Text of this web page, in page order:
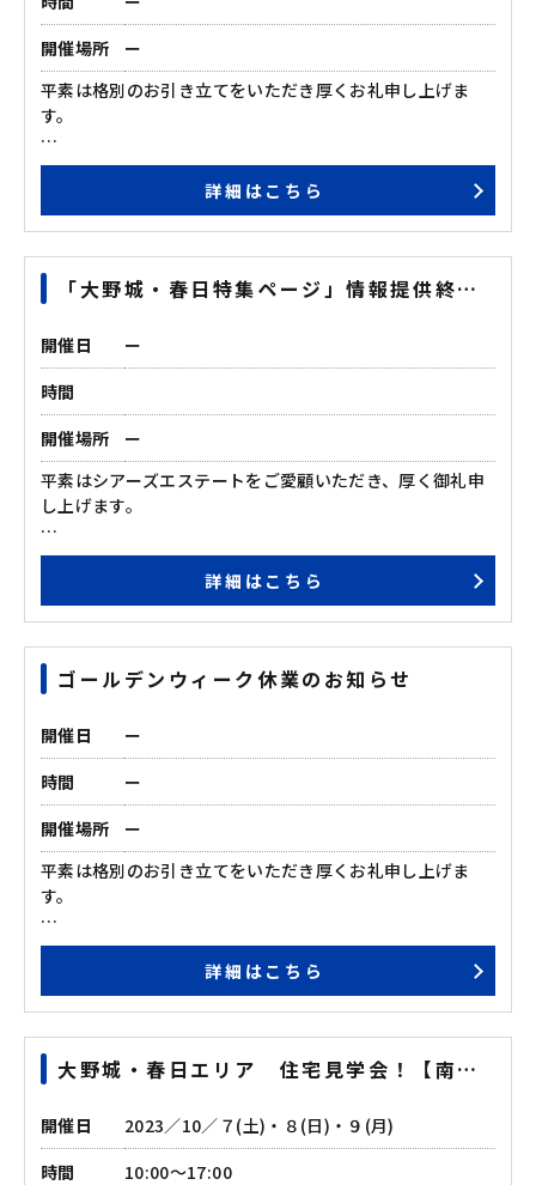
開催場所
ー
平素は格別のお引き立てをいただき厚くお礼申し上げま
す。
誠に勝手ながら2024年8月12日（月）～ 2024年8月16日
（金）までお休みを頂きます。
皆様には大変ご不便をおかけいたしますが、何卒ご理解の
詳細はこちら
「大野城・春日特集ページ」情報提供終了
開催日
ー
時間
開催場所
ー
平素はシアーズエステートをご愛顧いただき、厚く御礼申
し上げます。
この度、大野城・春日特集ページは令和6年7月31日（水）
をもちまして、 情報提供を終了させていただくことになり
ました。
お客様には多大なるご不便をおかけすることと存じます
■大野城・春日特集ページ終了日 令和6年7月31日（水）
また、春日・大野城特集ページ終了後も、引き続き、シア
ーズエステートサイト内での物件検索をご利用いただけま
すと幸いです。
詳細はこちら
ゴールデンウィーク休業のお知らせ
開催日
ー
時間
ー
開催場所
ー
平素は格別のお引き立てをいただき厚くお礼申し上げま
す。
誠に勝手ながら2024年5月2日（木）～ 2024年5月5日
（日）までお休みを頂きます。
皆様には大変ご不便をおかけいたしますが、何卒ご理解の
詳細はこちら
大野城・春日エリア 住宅見学会！【南ケ
開催日
2023／10／７(土)・８(日)・９(月)
時間
10:00～17:00